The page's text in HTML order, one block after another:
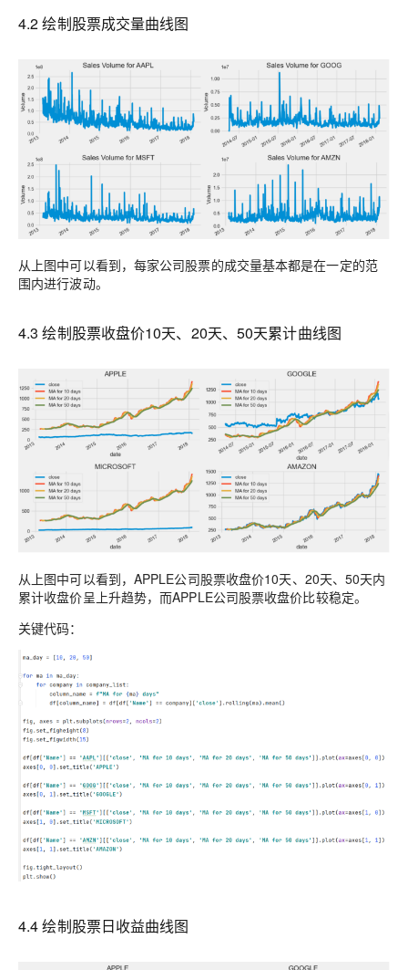
4.2绘制股票成交量曲线图
从上图中可以看到，每家公司股票的成交量基本都是在一定的范
围内进行波动。
4.3 绘制股票收盘价10天、20天、50天累计曲线图
从上图中可以看到，APPLE公司股票收盘价10天、20天、50天内
累计收盘价呈上升趋势，而APPLE公司股票收盘价比较稳定。
关键代码：
4.4绘制股票日收益曲线图